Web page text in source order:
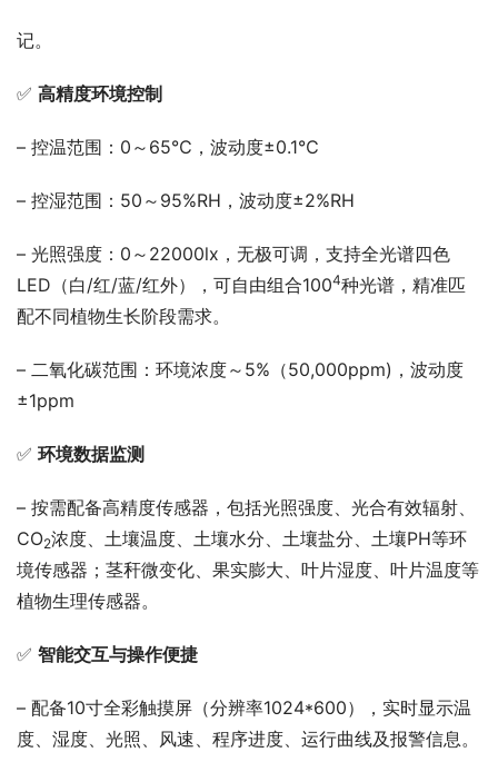
记。
✅ 高精度环境控制
– 控温范围：0～65℃，波动度±0.1℃
– 控湿范围：50～95%RH，波动度±2%RH
– 光照强度：0～22000lx，无极可调，支持全光谱四色
LED（白/红/蓝/红外），可自由组合1004种光谱，精准匹
配不同植物生长阶段需求。
– 二氧化碳范围：环境浓度～5%（50,000ppm)，波动度
±1ppm
✅ 环境数据监测
– 按需配备高精度传感器，包括光照强度、光合有效辐射、
CO2浓度、土壤温度、土壤水分、土壤盐分、土壤PH等环
境传感器；茎秆微变化、果实膨大、叶片湿度、叶片温度等
植物生理传感器。
✅ 智能交互与操作便捷
– 配备10寸全彩触摸屏（分辨率1024*600），实时显示温
度、湿度、光照、风速、程序进度、运行曲线及报警信息。